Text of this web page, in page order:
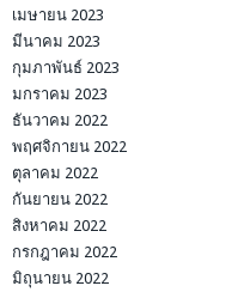
เมษายน 2023
มีนาคม 2023
กุมภาพันธ์ 2023
มกราคม 2023
ธันวาคม 2022
พฤศจิกายน 2022
ตุลาคม 2022
กันยายน 2022
สิงหาคม 2022
กรกฎาคม 2022
มิถุนายน 2022